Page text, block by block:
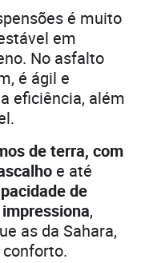
é muito
em
No asfalto
é ágil e
eficiência, além
de terra, com
e até
de
,
as da Sahara,